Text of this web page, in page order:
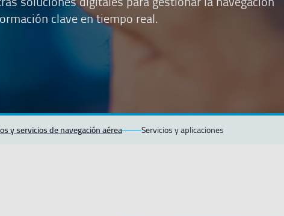
clave en tiempo real.
y servicios de navegación aérea Servicios y aplicaciones